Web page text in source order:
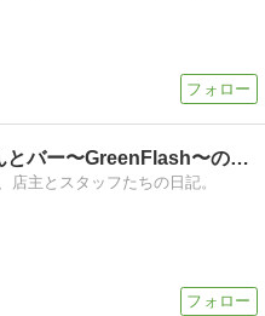
石垣島の服やさんとバー〜GreenFlash〜のブログ
店主とスタッフたちの日記。